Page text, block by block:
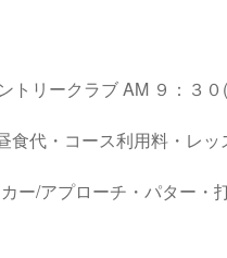
トリークラブ AM ９：３
食代・コース利用料・レッ
ー/アプローチ・パター